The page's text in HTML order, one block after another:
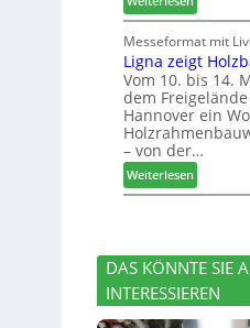
n
u
e
r
V
o
r
t
a
n
d
r
s
t
a
n
d
v
e
r
a
c
i
e
L
e
i
t
t
h
e
m
a
d
I
n
t
e
Messeformat mit
Ligna zeigt
Vom 10. bis 14.
dem
Hannover ein
– von der…
Weiterlesen:
L
n
a
z
DAS KÖNNTE SIE
INTERESSIEREN